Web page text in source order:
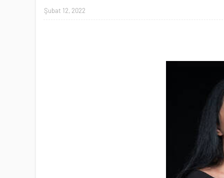
Şubat 12, 2022